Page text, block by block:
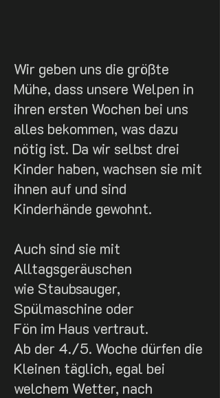
Wir geben uns die größte
Mühe, dass unsere Welpen in
ihren ersten Wochen bei uns
alles bekommen, was dazu
nötig ist. Da wir selbst drei
Kinder haben, wachsen sie mit
ihnen auf und sind
Kinderhände gewohnt.
Auch sind sie mit
Alltagsgeräuschen
wie Staubsauger,
Spülmaschine oder
Fön im Haus vertraut.
Ab der 4./5. Woche dürfen die
Kleinen täglich, egal bei
welchem Wetter, nach